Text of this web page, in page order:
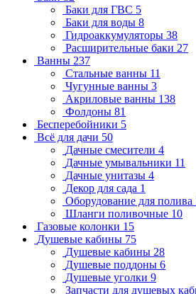
Баки для ГВС 5
Баки для воды 8
Гидроаккумуляторы 38
Расширительные баки 27
Ванны 237
Стальные ванны 11
Чугунные ванны 3
Акриловые ванны 138
Фолдоны 81
Бесперебойники 5
Всё для дачи 50
Дачные смесители 4
Дачные умывальники 11
Дачные унитазы 4
Декор для сада 1
Оборудование для полива
Шланги поливочные 10
Газовые колонки 15
Душевые кабины 75
Душевые кабины 28
Душевые поддоны 6
Душевые уголки 9
Запчасти для душевых